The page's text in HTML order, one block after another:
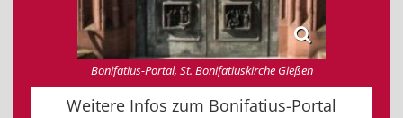
Bonifatius-Portal, St. Bonifatiuskirche Gießen
Weitere Infos zum Bonifatius-Portal